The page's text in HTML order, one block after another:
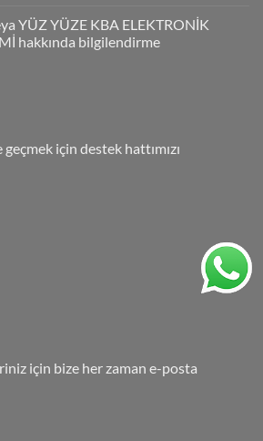
YÜZ YÜZE KBA ELEKTRONİK
hakkında bilgilendirme
için destek hattımızı
için bize her zaman e-posta